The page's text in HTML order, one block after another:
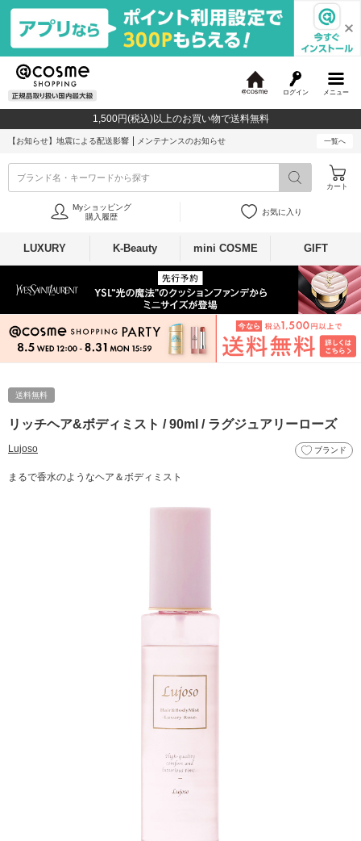
メニュー
ログイン
c
o
1,500円(税込)以上のお買い物で送料無料
【お知らせ】 地震による配送影響 メンテナンスのお知らせ 一覧へ
ブランド名・キーワードから探す
カート
Myショッピング
購入履歴
お気に入り
LUXURY K-Beauty mini COSME GIFT
送料無料
リッチヘア&ボディミスト / 90ml / ラグジュアリーローズ
Lujoso ブランド
まるで香水のようなヘア＆ボディミスト